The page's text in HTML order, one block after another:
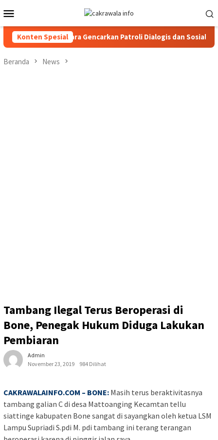
ke
kontenMobile
Konten Spesial
Toraja Utara Gencarkan Patroli Dialogis dan Sosialisasi
Beranda News
Tambang Ilegal Terus Beroperasi di
Bone, Penegak Hukum Diduga Lakukan
Pembiaran
Admin
November 23, 2019
984 Dilihat
CAKRAWALAINFO.COM – BONE: Masih terus beraktivitasnya
tambang galian C di desa Mattoanging Kecamtan tellu
siattinge kabupaten Bone sangat di sayangkan oleh ketua LSM
Lampu Supriadi S.pdi M. pdi tambang ini terang terangan